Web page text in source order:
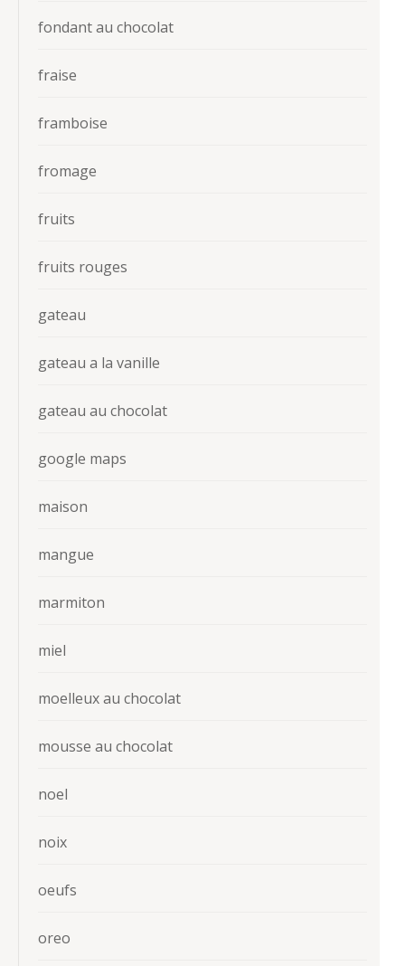
fondant au chocolat
fraise
framboise
fromage
fruits
fruits rouges
gateau
gateau a la vanille
gateau au chocolat
google maps
maison
mangue
marmiton
miel
moelleux au chocolat
mousse au chocolat
noel
noix
oeufs
oreo